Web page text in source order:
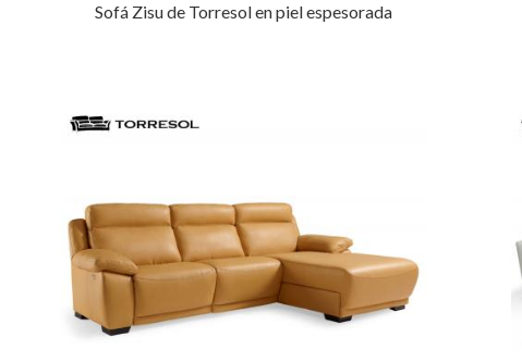
Sofá Zisu de Torresol en piel espesorada